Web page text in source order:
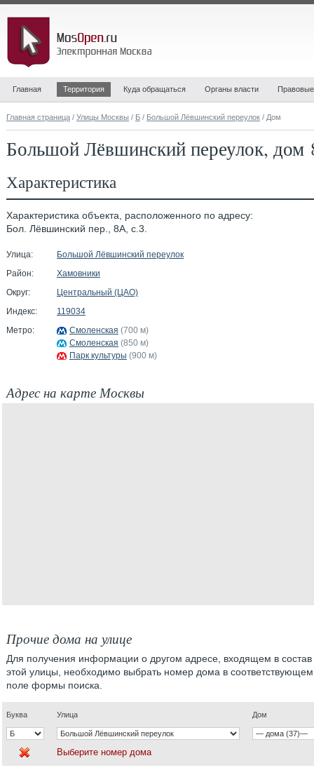
Главная Территория Куда обращаться Органы власти
Главная страница / Улицы Москвы / Б / Большой Лёвшинский переулок / Дом
Большой Лёвшинский переулок, дом
Характеристика
Характеристика объекта, расположенного по адресу:
Бол. Лёвшинский пер., 8А, с.3.
Улица:
Большой Лёвшинский переулок
Район:
Хамовники
Округ:
Центральный (ЦАО)
Индекс:
119034
Метро:
Смоленская (700 м)
Смоленская (850 м)
Парк культуры (900 м)
Адрес на карте Москвы
Прочие дома на улице
Для получения информации о другом адресе, входящем в состав
этой улицы, необходимо выбрать номер дома в соответствующем
поле формы поиска.
Буква Улица Дом
Выберите номер дома